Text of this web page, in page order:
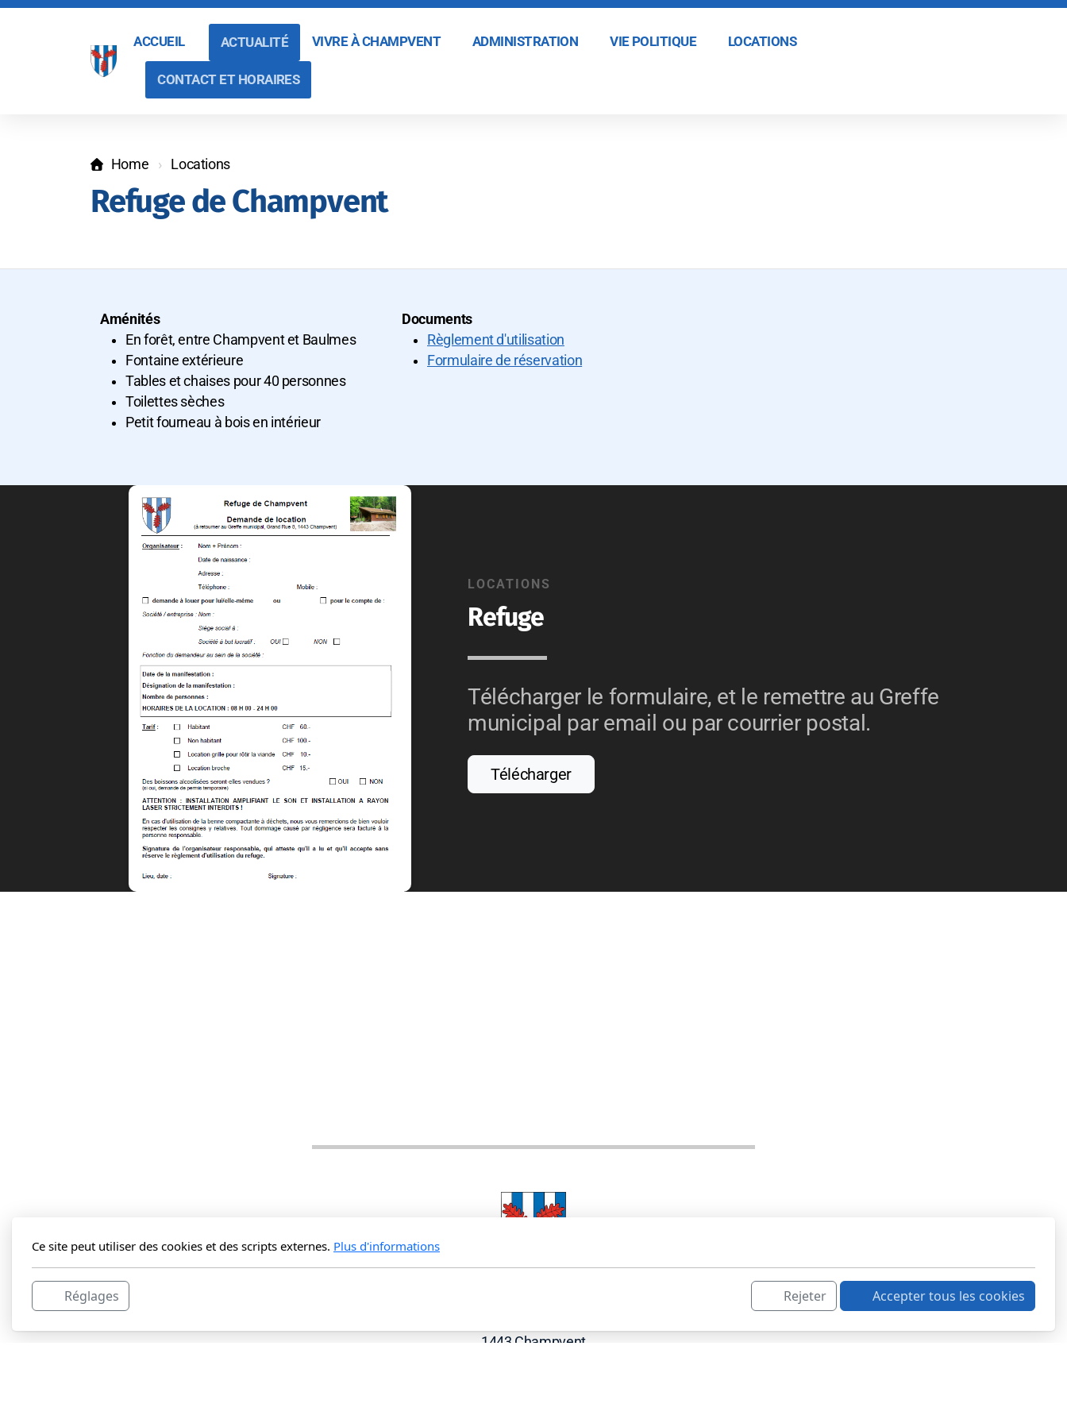
ACCUEIL ACTUALITÉ VIVRE À CHAMPVENT ADMINISTRATION VIE POLITIQUE LOCATIONS
CONTACT ET HORAIRES
Home Locations
Refuge de Champvent
Aménités
En forêt, entre Champvent et Baulmes
Fontaine extérieure
Tables et chaises pour 40 personnes
Toilettes sèches
Petit fourneau à bois en intérieur
Documents
Règlement d'utilisation
Formulaire de réservation
LOCATIONS
Refuge
Télécharger le formulaire, et le remettre au Greffe
municipal par email ou par courrier postal.
Télécharger
1443 Champvent
Ce site peut utiliser des cookies et des scripts externes. Plus d'informations
Réglages Rejeter Accepter tous les cookies